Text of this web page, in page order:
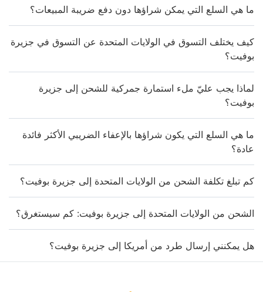
ما هي السلع التي يمكن شراؤها دون دفع ضريبة المبيعات؟
كيف يختلف التسوق في الولايات المتحدة عن التسوق في جزيرة
بوفيت؟
لماذا يجب عليّ ملء استمارة جمركية للشحن إلى جزيرة
بوفيت؟
ما هي السلع التي يكون شراؤها بالإعفاء الضريبي الأكثر فائدة
عادة؟
كم تبلغ تكلفة الشحن من الولايات المتحدة إلى جزيرة بوفيت؟
الشحن من الولايات المتحدة إلى جزيرة بوفيت: كم سيستغرق؟
هل يمكنني إرسال طرد من أمريكا إلى جزيرة بوفيت؟